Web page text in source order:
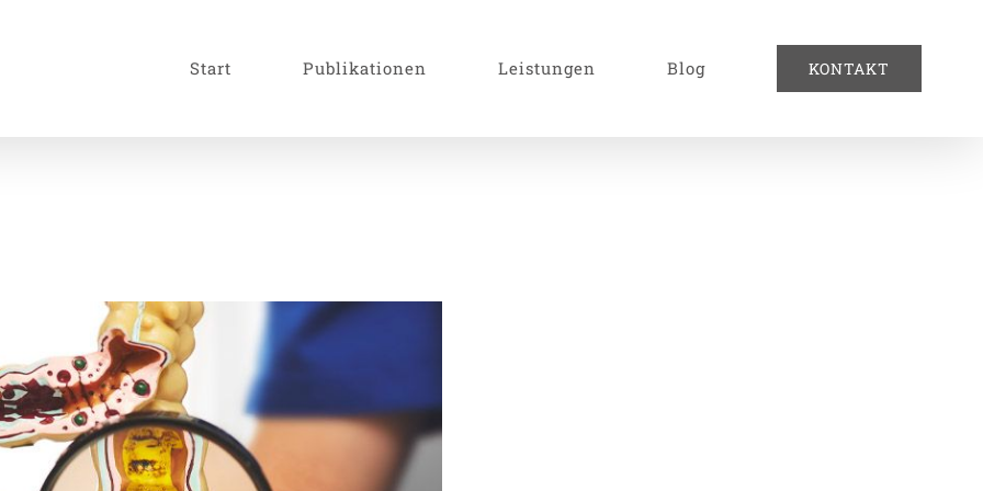
Start Publikationen Leistungen Blog KONTAKT